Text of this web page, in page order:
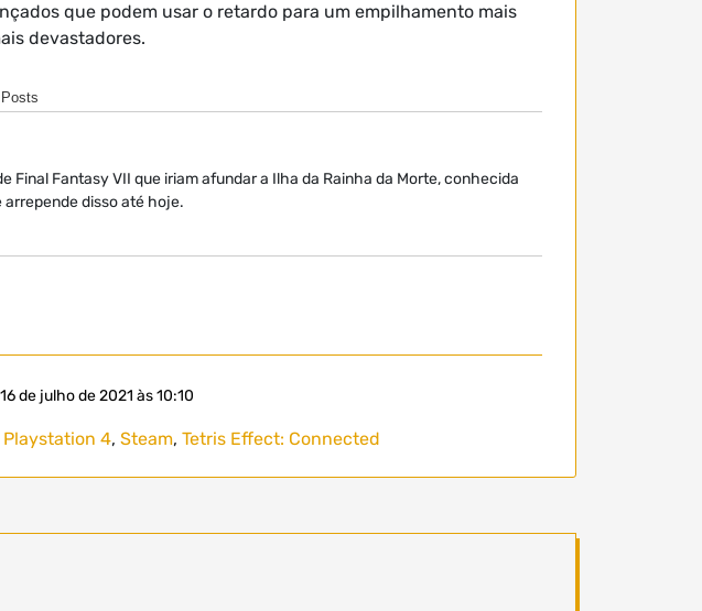
que podem usar o retardo para um empilhamento mais
devastadores.
Fantasy VII que iriam afundar a Ilha da Rainha da Morte, conhecida
arrepende disso até hoje.
16 de julho de 2021 às 10:10
Playstation 4, Steam, Tetris Effect: Connected